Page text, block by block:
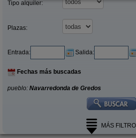
Tipo alquiler:
Plazas:
Entrada: Salida:
Fechas más buscadas
pueblo: Navarredonda de Gredos
MÁS